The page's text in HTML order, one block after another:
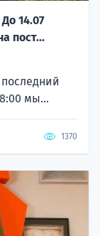
14.07
пост...
мы...
1370